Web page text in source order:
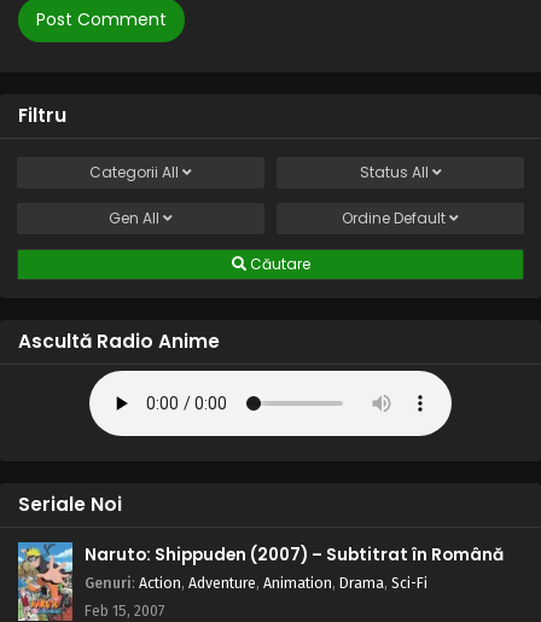
Filtru
Categorii All Status All
Gen All Ordine Default
Căutare
Ascultă Radio Anime
Seriale Noi
Naruto: Shippuden (2007) – Subtitrat în Română
Genuri: Action, Adventure, Animation, Drama, Sci-Fi
Feb 15, 2007